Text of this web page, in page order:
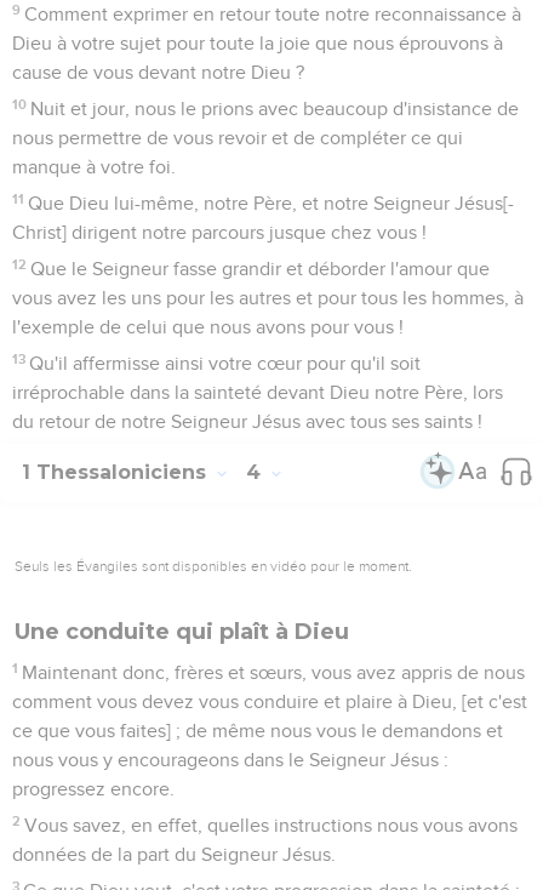
9 Comment exprimer en retour toute notre reconnaissance à
Dieu à votre sujet pour toute la joie que nous éprouvons à
cause de vous devant notre Dieu ?
10 Nuit et jour, nous le prions avec beaucoup d'insistance de
nous permettre de vous revoir et de compléter ce qui
manque à votre foi.
11 Que Dieu lui-même, notre Père, et notre Seigneur Jésus[-
Christ] dirigent notre parcours jusque chez vous !
12 Que le Seigneur fasse grandir et déborder l'amour que
vous avez les uns pour les autres et pour tous les hommes, à
l'exemple de celui que nous avons pour vous !
13 Qu'il affermisse ainsi votre cœur pour qu'il soit
irréprochable dans la sainteté devant Dieu notre Père, lors
du retour de notre Seigneur Jésus avec tous ses saints !
1 Thessaloniciens 4
Seuls les Évangiles sont disponibles en vidéo pour le moment.
Une conduite qui plaît à Dieu
1 Maintenant donc, frères et sœurs, vous avez appris de nous
comment vous devez vous conduire et plaire à Dieu, [et c'est
ce que vous faites] ; de même nous vous le demandons et
nous vous y encourageons dans le Seigneur Jésus :
progressez encore.
2 Vous savez, en effet, quelles instructions nous vous avons
données de la part du Seigneur Jésus.
3